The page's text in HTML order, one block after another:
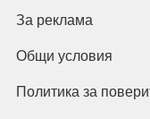
За реклама
Общи условия
Политика за